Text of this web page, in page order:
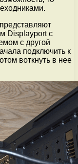
Displayport с
с другой
подключить к
воткнуть в нее